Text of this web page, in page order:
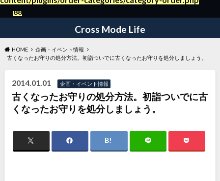
88
～日々の暮らしの役立つ情報ブログ～
Cross Mode Life
HOME
企画・イベント情報
古くなったお守りの処分方法。初詣ついでに古くなったお守りを処分しましょう。
2014.01.01 企画・イベント情報
古くなったお守りの処分方法。初詣ついでに古
くなったお守りを処分しましょう。